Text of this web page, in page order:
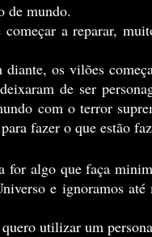
de mundo.
de ser
com o terror
fazer o que estão
e ignoramos até
utilizar um